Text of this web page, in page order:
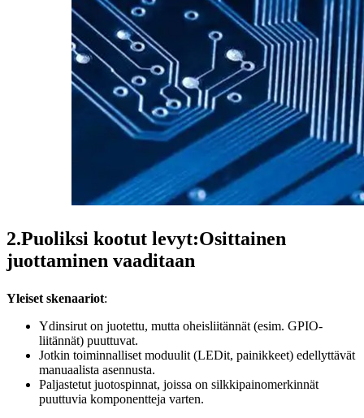
2.Puoliksi kootut levyt:Osittainen
juottaminen vaaditaan
Yleiset skenaariot:
Ydinsirut on juotettu, mutta oheisliitännät (esim. GPIO-
liitännät) puuttuvat.
Jotkin toiminnalliset moduulit (LEDit, painikkeet) edellyttävät
manuaalista asennusta.
Paljastetut juotospinnat, joissa on silkkipainomerkinnät
puuttuvia komponentteja varten.